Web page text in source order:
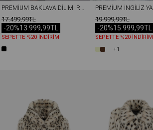
PREMIUM BAKLAVA DILIMI REX SUNI KÜRK KADIN MONT SIYAH
17.499,99TL
13.999,99TL
-20%
SEPETTE %20 İNDİRİM
19.999,99TL
15.999,99TL
-20%
SEPETTE %20 İNDİRİM
+1